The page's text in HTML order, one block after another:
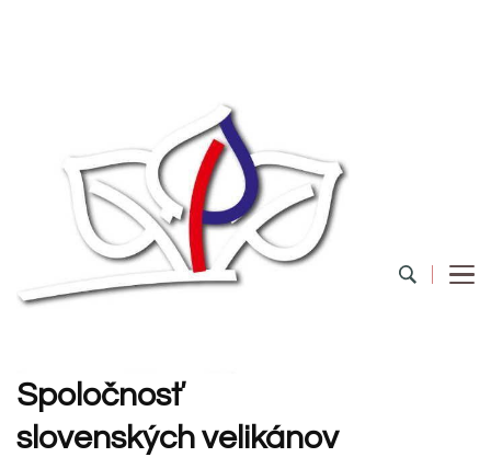
Spoločnosť
slovenských velikánov